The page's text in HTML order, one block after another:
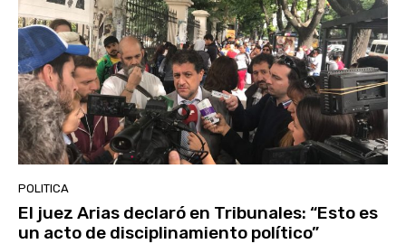
POLITICA
El juez Arias declaró en Tribunales: “Esto es
un acto de disciplinamiento político”